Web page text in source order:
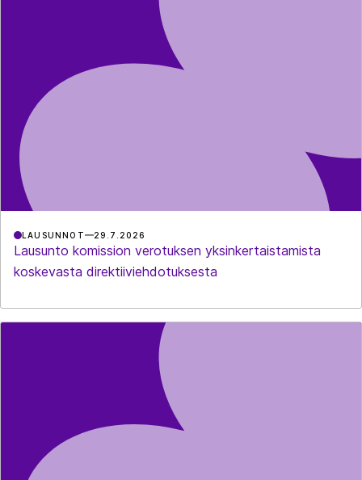
LAUSUNNOT 29.7.2026
Lausunto komission verotuksen yksinkertaistamista
koskevasta direktiiviehdotuksesta